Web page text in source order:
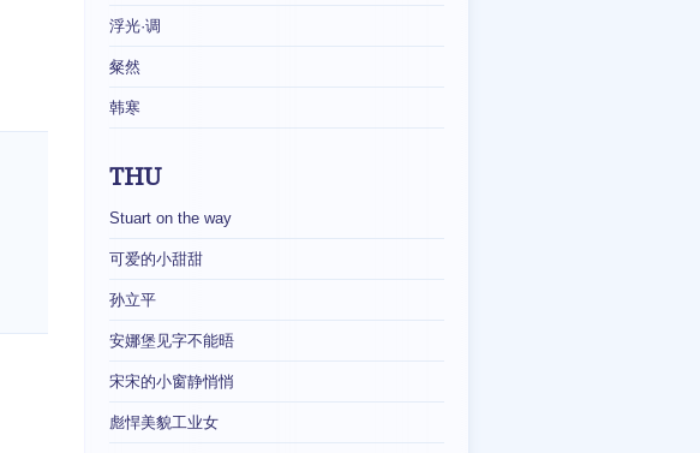
浮光·调
粲然
韩寒
THU
Stuart on the way
可爱的小甜甜
孙立平
安娜堡见字不能晤
宋宋的小窗静悄悄
彪悍美貌工业女